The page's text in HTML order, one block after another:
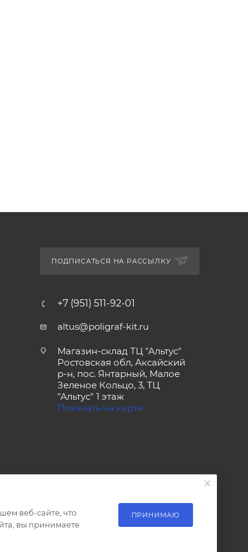
ПОДПИСАТЬСЯ НА РАССЫЛКУ
+7 (951) 511-92-01
altus@poligraf-kit.ru
Магазин-склад ТЦ "Альтус"
Ростовская обл, Аксайский
р-н, пос. Янтарный, Малое
Зеленое Кольцо, 3, ТЦ
"Альтус" 1 этаж
Показать на карте
веб-сайте, что
вы принимаете
ПРИНИМАЮ